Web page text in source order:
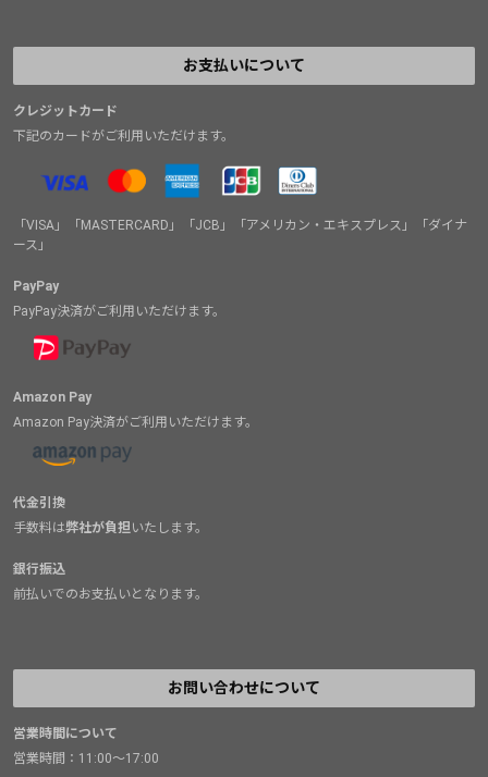
お支払いについて
クレジットカード
下記のカードがご利用いただけます。
「VISA」「MASTERCARD」「JCB」「アメリカン・エキスプレス」「ダイナ
ース」
PayPay
PayPay決済がご利用いただけます。
Amazon Pay
Amazon Pay決済がご利用いただけます。
代金引換
手数料は弊社が負担いたします。
銀行振込
前払いでのお支払いとなります。
お問い合わせについて
営業時間について
営業時間：11:00～17:00